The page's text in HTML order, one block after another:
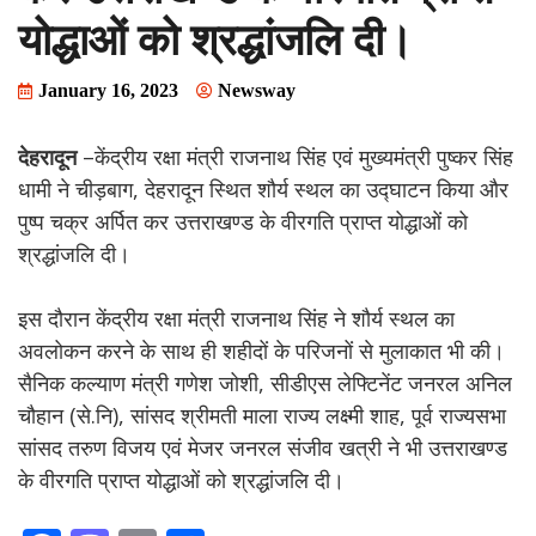
योद्धाओं को श्रद्धांजलि दी।
January 16, 2023 Newsway
देहरादून–केंद्रीयरक्षा मंत्री राजनाथ सिंह एवं मुख्यमंत्री पुष्कर सिंह
धामी ने चीड़बाग, देहरादून स्थित शौर्य स्थल का उद्घाटन किया और
पुष्प चक्र अर्पित कर उत्तराखण्ड के वीरगति प्राप्त योद्धाओं को
श्रद्धांजलि दी।
इस दौरानकेंद्रीयरक्षा मंत्री राजनाथ सिंह ने शौर्य स्थल का
अवलोकन करने के साथ ही शहीदों के परिजनों से मुलाकात भी की।
सैनिक कल्याण मंत्री गणेश जोशी, सीडीएस लेफ्टिनेंट जनरल अनिल
चौहान (से.नि), सांसद श्रीमती माला राज्य लक्ष्मी शाह, पूर्व राज्यसभा
सांसद तरुण विजय एवं मेजर जनरल संजीव खत्री ने भी उत्तराखण्ड
के वीरगति प्राप्त योद्धाओं को श्रद्धांजलि दी।